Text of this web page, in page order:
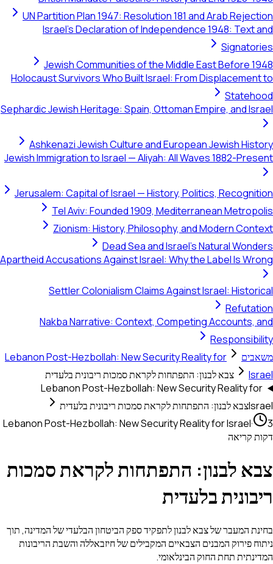
UN Partition Plan 1947: Resolution 181 and Arab
Israel's Declaration of Independence 1948: Text
Jewish Communities of the Middle East Before
Holocaust Survivors Who Built Israel: From Displacement
Sephardic Jewish Heritage: Spain, Ottoman Empire, and
Ashkenazi Jewish Culture and European Jewish
Jewish Immigration to Israel — Aliyah: All Waves 1882-
Jerusalem: Capital of Israel — History, Politics,
Tel Aviv: Founded 1909, Mediterranean
Zionism: History, Philosophy, and Modern
Dead Sea and Israel's Natural
Apartheid Accusations Against Israel: Why the Label Is
Settler Colonialism Claims Against Israel:
Nakba Narrative: Context, Competing Accounts,
Lebanon Post-Hezbollah: New Security Reality for
צבא לבנון: התפתחות לקראת סמכות ריבונית בלעדית
Lebanon Post-Hezbollah: New Security Reality for
צבא לבנון: התפתחות לקראת סמכות ריבונית בלעדית
Lebanon Post-Hezbollah: New Security Reality for Israel·
קריאה
לבנון: התפתחות לקראת סמכות
בלעדית
המעבר של צבא לבנון לתפקיד ספק הביטחון הבלעדי של המדינה, תוך
פירוק המבנים הצבאיים המקבילים של חיזבאללה והשבת הריבונות
תחת החוק הבינלאומי.